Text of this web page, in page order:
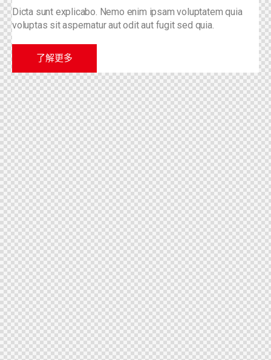
Dicta sunt explicabo. Nemo enim ipsam voluptatem quia
voluptas sit aspernatur aut odit aut fugit sed quia.
了解更多